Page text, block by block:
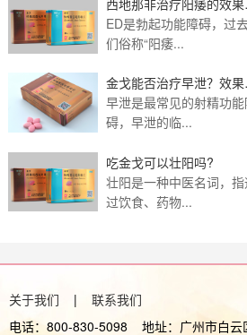
西地那非治疗阳痿的效果
何？应该如何配合治
ED是勃起功能障碍，过
们俗称“阳痿...
金戈能否治疗早泄？效果
吗？
早泄是最常见的射精功能
碍，早泄的临...
吃金戈可以壮阳吗?
壮阳是一种中医名词，指
过饮食、药物...
关于我们 | 联系我们
电话：800-830-5098 地址：广州市白云